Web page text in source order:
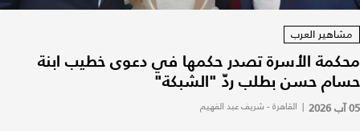
مشاهير العرب
محكمة الأسرة تصدر حكمها في دعوى خطيب ابنة
حسام حسن بطلب ردّ "الشبكة"
05 آب 2026 | القاهرة - شريف عبد الفهيم